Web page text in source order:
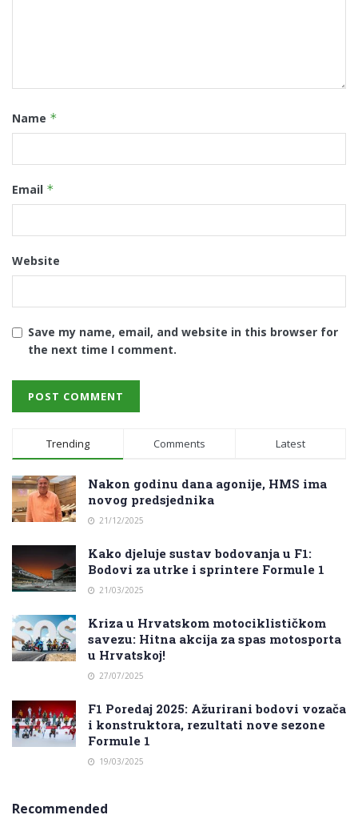
Name *
Email *
Website
Save my name, email, and website in this browser for
the next time I comment.
Trending Comments Latest
Nakon godinu dana agonije, HMS ima
novog predsjednika
21/12/2025
Kako djeluje sustav bodovanja u F1:
Bodovi za utrke i sprintere Formule 1
21/03/2025
Kriza u Hrvatskom motociklističkom
savezu: Hitna akcija za spas motosporta
u Hrvatskoj!
27/07/2025
F1 Poredaj 2025: Ažurirani bodovi vozača
i konstruktora, rezultati nove sezone
Formule 1
19/03/2025
Recommended